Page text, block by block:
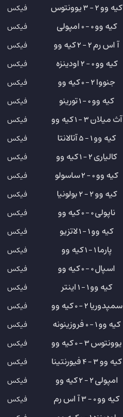
کیه وو2 - 3 یوونتوس فیکس
کیه وو0 - 0 امپولی فیکس
آ اس رم2 - 2 کیه وو فیکس
کیه وو0 - 2 اودینزه فیکس
جنووا2 - 0 کیه وو فیکس
کیه وو0 - 1 تورینو فیکس
آث میلان3 - 1 کیه وو فیکس
کیه وو1 - 5 آتالانتا فیکس
کالیاری2 - 1 کیه وو فیکس
کیه وو0 - 2 ساسولو فیکس
کیه وو2 - 2 بولونیا فیکس
ناپولی0 - 0 کیه وو فیکس
کیه وو1 - 1 لاتزیو فیکس
پارما1 - 1 کیه وو فیکس
اسپال0 - 0 کیه وو فیکس
کیه وو1 - 1 اینتر فیکس
سمپدوریا2 - 0 کیه وو فیکس
کیه وو1 - 0 فروزینونه فیکس
یوونتوس3 - 0 کیه وو فیکس
کیه وو3 - 4 فیورنتینا فیکس
امپولی2 - 2 کیه وو فیکس
کیه وو0 - 3 آ اس رم فیکس